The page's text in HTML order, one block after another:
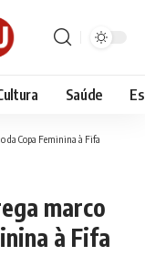
Saúde
da Copa Feminina à Fifa
marco
à Fifa